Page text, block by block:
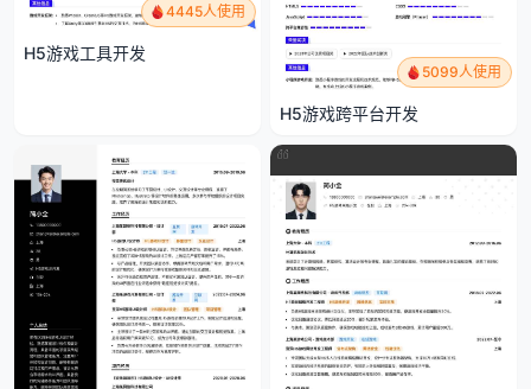
4445人使用
H5游戏工具开发
5099人使用
H5游戏跨平台开发